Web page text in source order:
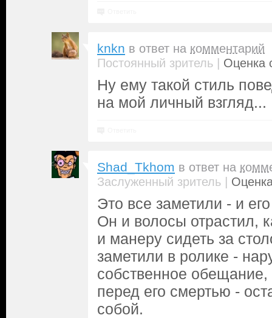
knkn в ответ на комментарий
Постоянный зритель | Оценка
Ну ему такой стиль
на мой личный взгляд...
Shad_Tkhom в ответ на
Заслуженный зритель |
Это все заметили - и
Он и волосы отрастил,
и манеру сидеть за
заметили в ролике -
собственное
перед его смертью -
собой.